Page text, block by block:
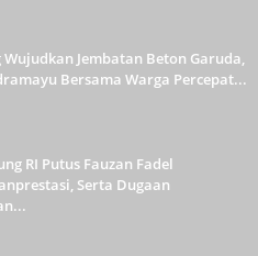
Wujudkan Jembatan Beton Garuda,
Bersama Warga Percepat...
RI Putus Fauzan Fadel
Serta Dugaan